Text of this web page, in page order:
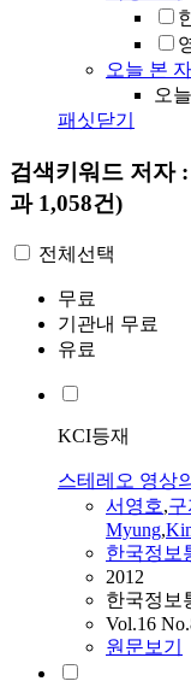
오늘 본
오
패싯닫기
검색키워드 저자
과 1,058건)
전체선택
무료
기관내 무료
유료
KCI등재
스테레오 영상
서영호,구
Myung,
한국정보
2012
한국정보
Vol.16
원문보기